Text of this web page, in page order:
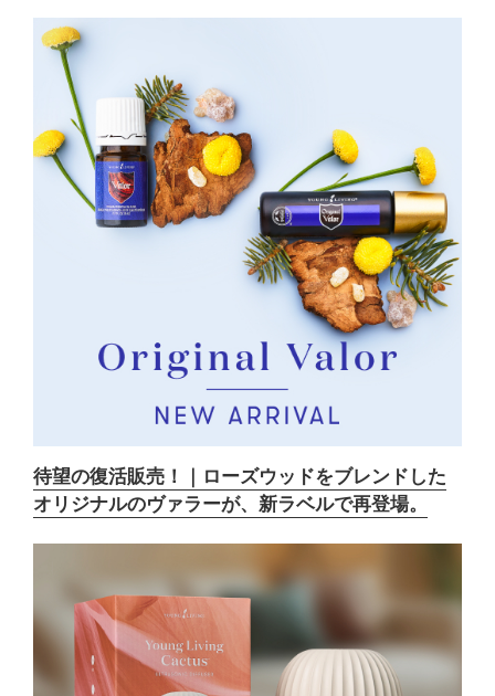
待望の復活販売！｜ローズウッドをブレンドした
オリジナルのヴァラーが、新ラベルで再登場。